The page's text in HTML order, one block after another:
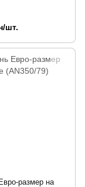
шт.
размер на